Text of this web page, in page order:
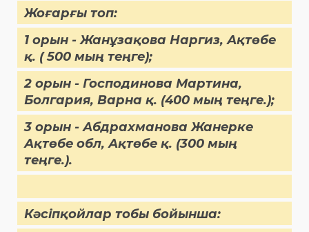
Жоғарғы топ:
1 орын - Жанұзақова Наргиз, Ақтөбе
қ. ( 500 мың теңге);
2 орын - Господинова Мартина,
Болгария, Варна қ. (400 мың теңге.);
3 орын - Абдрахманова Жанерке
Ақтөбе обл, Ақтөбе қ. (300 мың
теңге.).
Кәсіпқойлар тобы бойынша: